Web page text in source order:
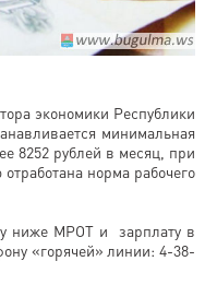
экономики Республики
минимальная
8252 рублей в месяц, при
норма рабочего
ниже МРОТ и зарплату в
«горячей» линии: 4-38-